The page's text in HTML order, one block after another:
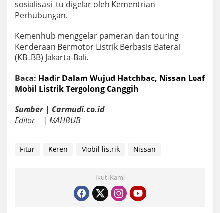
sosialisasi itu digelar oleh Kementrian
Perhubungan.
Kemenhub menggelar pameran dan touring
Kenderaan Bermotor Listrik Berbasis Baterai
(KBLBB) Jakarta-Bali.
Baca: Hadir Dalam Wujud Hatchbac, Nissan Leaf
Mobil Listrik Tergolong Canggih
Sumber | Carmudi.co.id
Editor | MAHBUB
Fitur Keren Mobil listrik Nissan
Ikuti Kami